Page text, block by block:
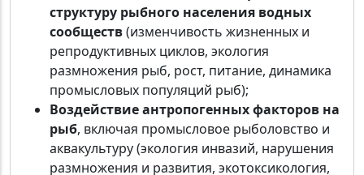
структуру рыбного населения водных
сообществ(изменчивость жизненных и
репродуктивных циклов, экология
размножения рыб, рост, питание, динамика
промысловых популяций рыб);
Воздействие антропогенных факторов на
рыб, включая промысловое рыболовство и
аквакультуру (экология инвазий, нарушения
размножения и развития, экотоксикология,